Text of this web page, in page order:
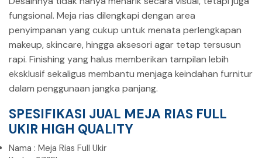
fungsional. Meja rias dilengkapi dengan area
penyimpanan yang cukup untuk menata perlengkapan
makeup, skincare, hingga aksesori agar tetap tersusun
rapi. Finishing yang halus memberikan tampilan lebih
eksklusif sekaligus membantu menjaga keindahan furnitur
dalam penggunaan jangka panjang.
SPESIFIKASI JUAL MEJA RIAS FULL
UKIR HIGH QUALITY
Nama : Meja Rias Full Ukir